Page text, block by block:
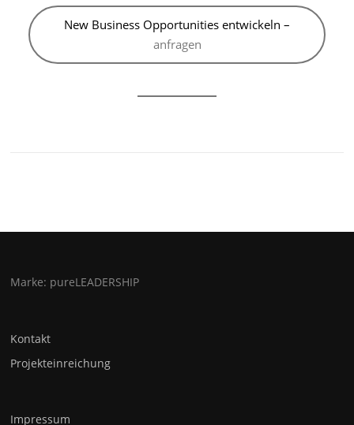
New Business Opportunities entwickeln –
anfragen
Marke: pureLEADERSHIP
Kontakt
Projekteinreichung
Impressum